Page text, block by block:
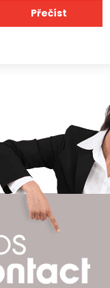
Přečíst